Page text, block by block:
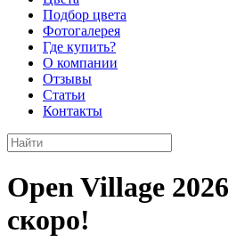
Подбор цвета
Фотогалерея
Где купить?
О компании
Отзывы
Статьи
Контакты
Open Village
скоро!